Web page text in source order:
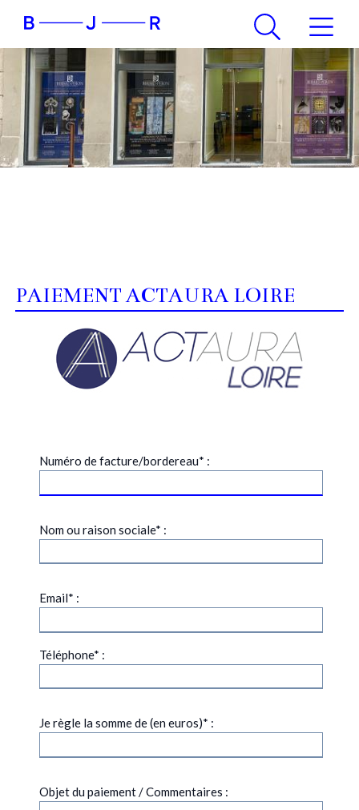
PAIEMENT ACTAURA LOIRE
Numéro de facture/bordereau* :
Nom ou raison sociale* :
Email* :
Téléphone* :
Je règle la somme de (en euros)* :
Objet du paiement / Commentaires :